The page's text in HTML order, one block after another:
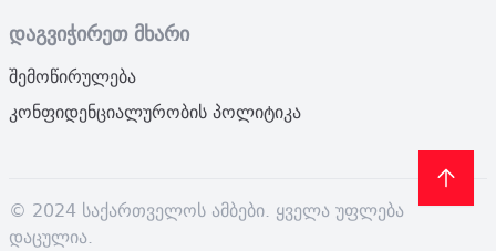
დაგვიჭირეთ მხარი
შემოწირულება
კონფიდენციალურობის პოლიტიკა
© 2024 საქართველოს ამბები. ყველა უფლება
დაცულია.